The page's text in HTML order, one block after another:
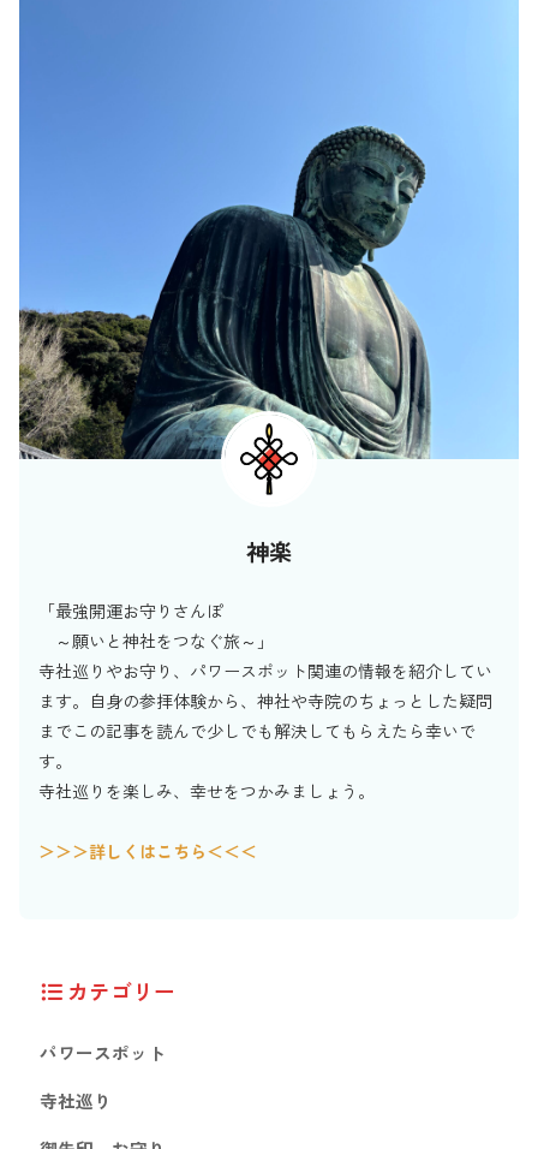
神楽
「最強開運お守りさんぽ
～願いと神社をつなぐ旅～」
寺社巡りやお守り、パワースポット関連の情報を紹介してい
ます。自身の参拝体験から、神社や寺院のちょっとした疑問
までこの記事を読んで少しでも解決してもらえたら幸いで
す。
寺社巡りを楽しみ、幸せをつかみましょう。
＞＞＞詳しくはこちら＜＜＜
カテゴリー
パワースポット
寺社巡り